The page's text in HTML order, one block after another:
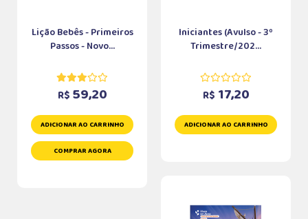
Lição Bebês - Primeiros
Passos - Novo...
R$ 59,20
ADICIONAR AO CARRINHO
COMPRAR AGORA
Iniciantes (Avulso - 3º
Trimestre/202...
R$ 17,20
ADICIONAR AO CARRINHO